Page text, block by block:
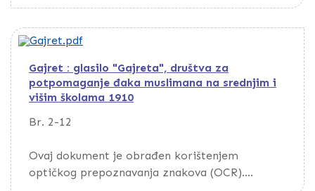
putem opcije Download
Gajret : glasilo "Gajreta", društva za
potpomaganje đaka muslimana na srednjim i
višim školama 1910
Br. 2-12
Ovaj dokument je obrađen korištenjem
optičkog prepoznavanja znakova (OCR).